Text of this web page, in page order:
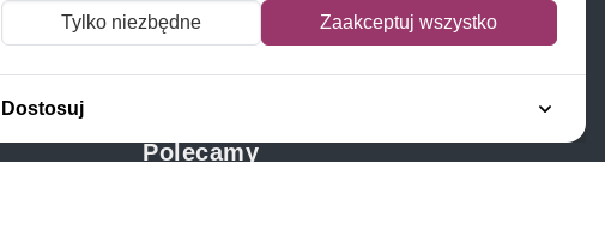
Polecamy
Tylko niezbędne Zaakceptuj wszystko
Dostosuj